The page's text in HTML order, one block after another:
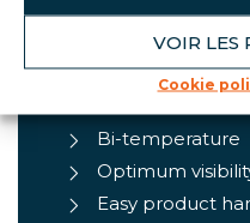
VOIR LES
Cookie
PRODUCT
Bi-temperature
Optimum
Easy product